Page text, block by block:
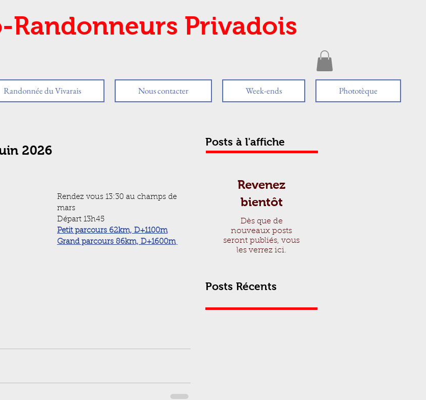
Randonneurs Privadois
Randonnée du Vivarais Nous contacter Week-ends Phototèque
2026
Rendez vous 13:30 au champs de
mars
Départ 13h45
Petit parcours 62km, D+1100m
Grand parcours 86km, D+1600m
Posts à l'affiche
Revenez
bientôt
Dès que de
nouveaux posts
seront publiés, vous
les verrez ici.
Posts Récents